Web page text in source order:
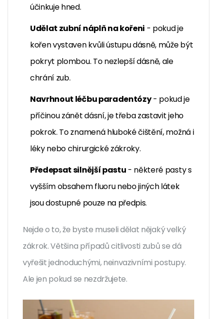
účinkuje hned.
Udělat zubní náplň na kořeni - pokud je
kořen vystaven kvůli ústupu dásně, může být
pokryt plombou. To nezlepší dásně, ale
chrání zub.
Navrhnout léčbu paradentózy- pokud je
příčinou zánět dásní, je třeba zastavit jeho
pokrok. To znamená hluboké čištění, možná i
léky nebo chirurgické zákroky.
Předepsat silnější pastu - některé pasty s
vyšším obsahem fluoru nebo jiných látek
jsou dostupné pouze na předpis.
Nejde o to, že byste museli dělat nějaký velký
zákrok. Většina případů citlivosti zubů se dá
vyřešit jednoduchými, neinvazivními postupy.
Ale jen pokud se nezdržujete.